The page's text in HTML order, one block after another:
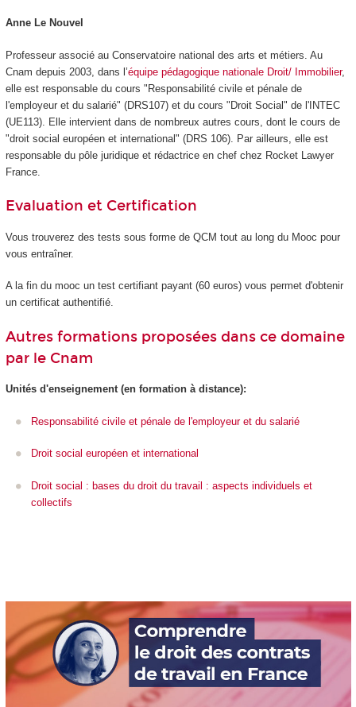
Anne Le Nouvel
Professeur associé au Conservatoire national des arts et métiers. Au
Cnam depuis 2003, dans l’équipe pédagogique nationale Droit/ Immobilier,
elle est responsable du cours "Responsabilité civile et pénale de
l'employeur et du salarié" (DRS107) et du cours "Droit Social" de l'INTEC
(UE113). Elle intervient dans de nombreux autres cours, dont le cours de
"droit social européen et international" (DRS 106). Par ailleurs, elle est
responsable du pôle juridique et rédactrice en chef chez Rocket Lawyer
France.
Evaluation et Certification
Vous trouverez des tests sous forme de QCM tout au long du Mooc pour
vous entraîner.
A la fin du mooc un test certifiant payant (60 euros) vous permet d'obtenir
un certificat authentifié.
Autres formations proposées dans ce domaine
par le Cnam
Unités d'enseignement(en formation à distance):
Responsabilité civile et pénale de l'employeur et du salarié
Droit social européen et international
Droit social : bases du droit du travail : aspects individuels et
collectifs